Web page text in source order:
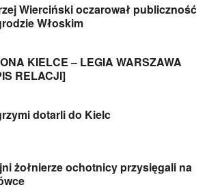
Wierciński oczarował publiczność
Włoskim
KIELCE – LEGIA WARSZAWA
RELACJI]
dotarli do Kielc
żołnierze ochotnicy przysięgali na